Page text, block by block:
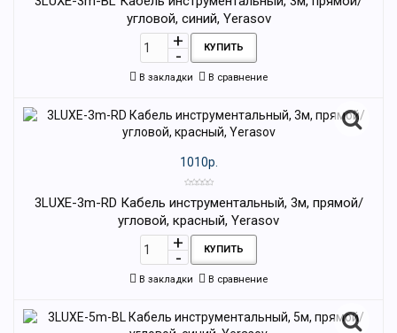
угловой, синий, Yerasov
КУПИТЬ
В закладки В сравнение
1010р.
3LUXE-3m-RD Кабель инструментальный, 3м, прямой/
угловой, красный, Yerasov
КУПИТЬ
В закладки В сравнение